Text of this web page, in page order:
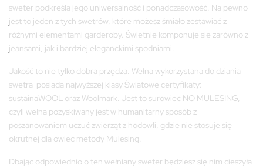
sweter podkreśla jego uniwersalność i ponadczasowość. Na pewno
jest to jeden z tych swetrów, które możesz śmiało zestawiać z
różnymi elementami garderoby. Świetnie komponuje się zarówno z
jeansami, jak i bardziej eleganckimi spodniami.
Jakość to nie tylko dobra przędza. Wełna wykorzystana do dziania
swetra posiada najwyższej klasy Światowe certyfikaty:
sustainaWOOL oraz Woolmark. Jest to surowiec NO MULESING,
czyli wełna pozyskiwany jest w humanitarny sposób z
poszanowaniem uczuć zwierząt z hodowli, gdzie nie stosuje się
okrutnej dla owiec metody Mulesing.
Dbając odpowiednio o ten wełniany sweter będziesz się nim cieszyła